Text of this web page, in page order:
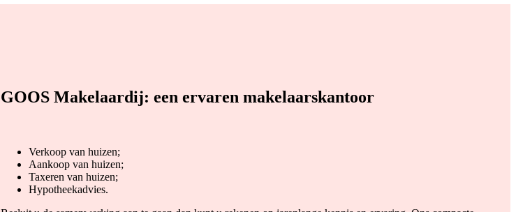
GOOS Makelaardij: een ervaren makelaarskantoor
Verkoop van huizen;
Aankoop van huizen;
Taxeren van huizen;
Hypotheekadvies.